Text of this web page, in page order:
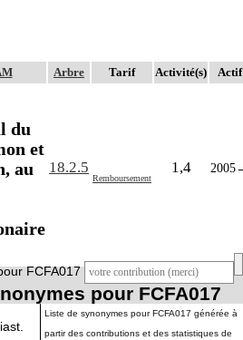
Arbre Tarif Activité(s) Actif
du
et
au
18.2.5
Remboursement
1,4 2005
FCFA017
pour FCFA017
Liste de synonymes pour FCFA017 générée à
partir des contributions et des statistiques de